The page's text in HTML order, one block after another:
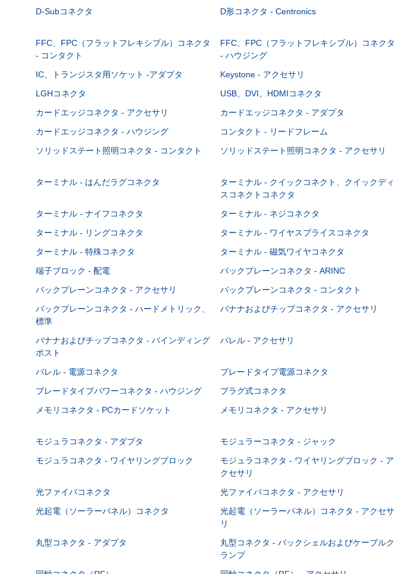
D-Subコネクタ
D形コネクタ - Centronics
FFC、FPC（フラットフレキシブル）コネクタ
- コンタクト
FFC、FPC（フラットフレキシブル）コネクタ
- ハウジング
IC、トランジスタ用ソケット -アダプタ Keystone - アクセサリ
LGHコネクタ
USB、DVI、HDMIコネクタ
カードエッジコネクタ - アクセサリ
カードエッジコネクタ - アダプタ
カードエッジコネクタ - ハウジング
コンタクト - リードフレーム
ソリッドステート照明コネクタ - コンタクト
ソリッドステート照明コネクタ - アクセサリ
ターミナル - はんだラグコネクタ
ターミナル - クイックコネクト、クイックディ
スコネクトコネクタ
ターミナル - ナイフコネクタ ターミナル - ネジコネクタ
ターミナル - リングコネクタ
ターミナル - ワイヤスプライスコネクタ
ターミナル - 特殊コネクタ
ターミナル - 磁気ワイヤコネクタ
端子ブロック - 配電
バックプレーンコネクタ - ARINC
バックプレーンコネクタ - アクセサリ
バックプレーンコネクタ - コンタクト
バックプレーンコネクタ - ハードメトリック、
標準
バナナおよびチップコネクタ - アクセサリ
バナナおよびチップコネクタ - バインディング
ポスト
バレル - アクセサリ
バレル - 電源コネクタ ブレードタイプ電源コネクタ
ブレードタイプパワーコネクタ - ハウジング
プラグ式コネクタ
メモリコネクタ - PCカードソケット
メモリコネクタ - アクセサリ
モジュラコネクタ - アダプタ モジュラーコネクタ - ジャック
モジュラコネクタ - ワイヤリングブロック
モジュラコネクタ - ワイヤリングブロック - ア
クセサリ
光ファイバコネクタ 光ファイバコネクタ - アクセサリ
光起電（ソーラーパネル）コネクタ
光起電（ソーラーパネル）コネクタ - アクセサ
リ
丸型コネクタ - アダプタ
丸型コネクタ - バックシェルおよびケーブルク
ランプ